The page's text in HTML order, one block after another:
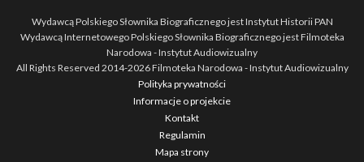
Wydawcą Polskiego Słownika Biograficznego jest Instytut Historii PAN
Wydawcą Internetowego Polskiego Słownika Biograficznego jest Filmoteka
Narodowa - Instytut Audiowizualny
All Rights Reserved 2014-2026Filmoteka Narodowa - Instytut Audiowizualny
Polityka prywatności
Informacje o projekcie
Kontakt
Regulamin
Mapa strony